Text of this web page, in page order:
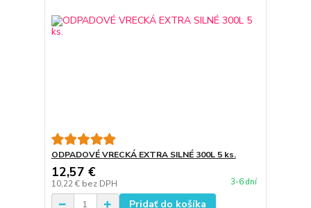
ODPADOVÉ VRECKÁ EXTRA SILNÉ 300L 5 ks.
12,57 €
10,22 € bez DPH 3-6 dní
Pridať do košíka